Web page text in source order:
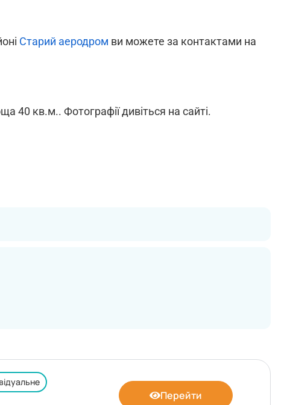
Старий аеродром ви можете за контактами на
40 кв.м.. Фотографії дивіться на сайті.
Перейти